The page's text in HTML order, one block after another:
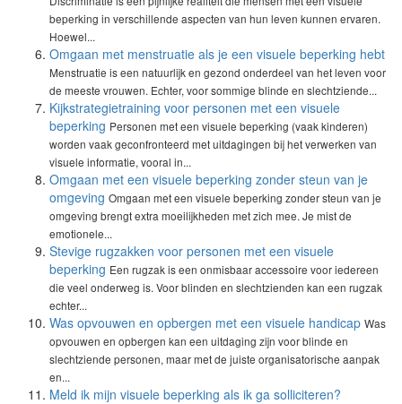
beperking in verschillende aspecten van hun leven kunnen ervaren.
Hoewel...
Omgaan met menstruatie als je een visuele beperking hebt
Menstruatie is een natuurlijk en gezond onderdeel van het leven voor
de meeste vrouwen. Echter, voor sommige blinde en slechtziende...
Kijkstrategietraining voor personen met een visuele
beperking Personen met een visuele beperking (vaak kinderen)
worden vaak geconfronteerd met uitdagingen bij het verwerken van
visuele informatie, vooral in...
Omgaan met een visuele beperking zonder steun van je
omgeving Omgaan met een visuele beperking zonder steun van je
omgeving brengt extra moeilijkheden met zich mee. Je mist de
emotionele...
Stevige rugzakken voor personen met een visuele
beperking Een rugzak is een onmisbaar accessoire voor iedereen
die veel onderweg is. Voor blinden en slechtzienden kan een rugzak
echter...
Was opvouwen en opbergen met een visuele handicap Was
opvouwen en opbergen kan een uitdaging zijn voor blinde en
slechtziende personen, maar met de juiste organisatorische aanpak
en...
Meld ik mijn visuele beperking als ik ga solliciteren?